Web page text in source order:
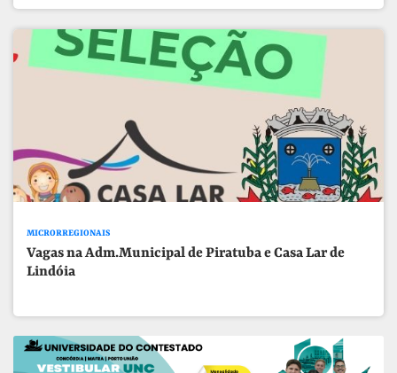
MICRORREGIONAIS
Vagas na Adm.Municipal de Piratuba e Casa Lar de
Lindóia